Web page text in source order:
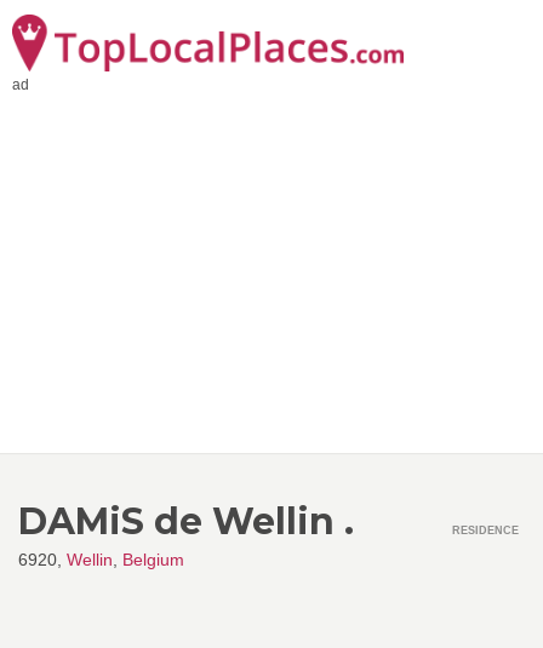
ad
DAMiS de Wellin .
6920, Wellin Belgium
RESIDENCE